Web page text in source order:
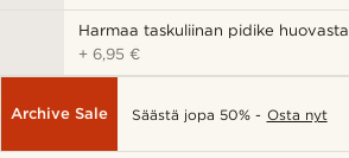
Harmaa taskuliinan pidike huovasta
+6,95 €
Archive Sale Säästä jopa 50% - Osta nyt